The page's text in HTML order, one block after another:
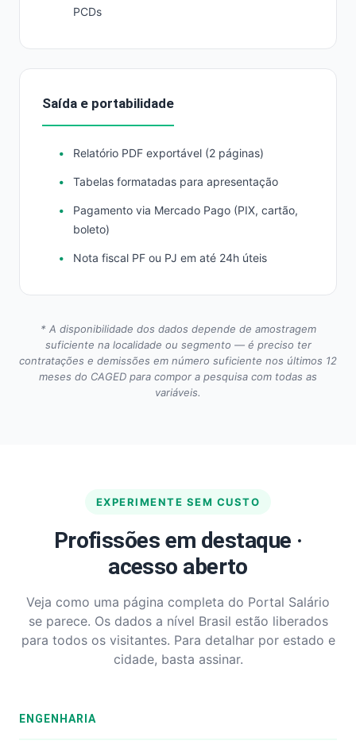
PCDs
Saída e portabilidade
Relatório PDF exportável (2 páginas)
Tabelas formatadas para apresentação
Pagamento via Mercado Pago (PIX, cartão,
boleto)
Nota fiscal PF ou PJ em até 24h úteis
* A disponibilidade dos dados depende de amostragem
suficiente na localidade ou segmento — é preciso ter
contratações e demissões em número suficiente nos últimos 12
meses do CAGED para compor a pesquisa com todas as
variáveis.
EXPERIMENTE SEM CUSTO
Profissões em destaque ·
acesso aberto
Veja como uma página completa do Portal Salário
se parece. Os dados a nível Brasil estão liberados
para todos os visitantes. Para detalhar por estado e
cidade, basta assinar.
ENGENHARIA